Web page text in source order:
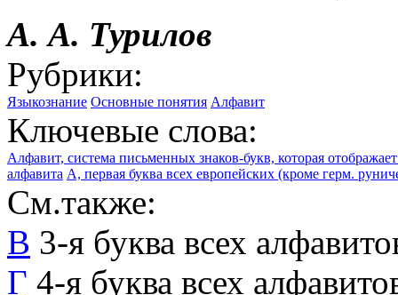
А. А. Турилов
Рубрики:
Языкознание Основные понятия Алфавит
Ключевые слова:
Алфавит, система письменных знаков-букв, которая
алфавита А, первая буква всех европейских (кроме герм.
См.также:
В 3-я буква всех
Г 4-я буква всех